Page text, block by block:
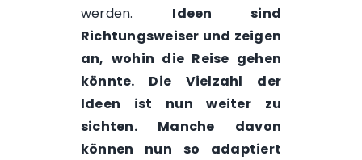
werden. Ideen sind
Richtungsweiser und zeigen
an, wohin die Reise gehen
könnte. Die Vielzahl der
Ideen ist nun weiter zu
sichten. Manche davon
können nun so adaptiert